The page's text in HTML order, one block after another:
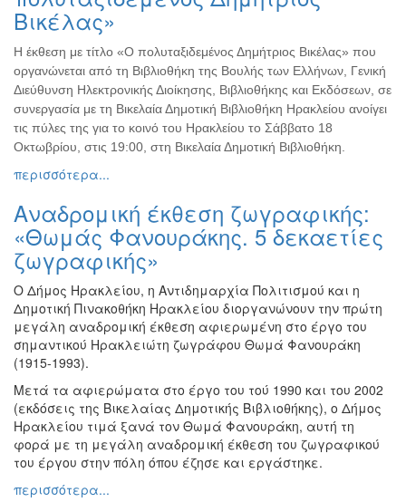
ΕΚΔΗΛΩΣΕΩΝ
Χριστούγεννα
-
Πρωτοχρονιά
Βιβλίο
Ζωγραφική
Φωτογραφία
Τραγούδι
Μουσική
Κινηματογράφος
Χορός
Θέατρο
Παζάρι
Ειδών
Συνέδρια
Ημερίδες
-
Διημερίδες
Σεμινάρια-
Διαλέξεις-
Ομιλίες
Βικέλας»
Η έκθεση με τίτλο «Ο πολυταξιδεμένος Δημήτριος Βικέλας» που
οργανώνεται από τη Βιβλιοθήκη της Βουλής των Ελλήνων, Γενική
Διεύθυνση Ηλεκτρονικής Διοίκησης, Βιβλιοθήκης και Εκδόσεων, σε
συνεργασία με τη Βικελαία Δημοτική Βιβλιοθήκη Ηρακλείου ανοίγει
τις πύλες της για το κοινό του Ηρακλείου το Σάββατο 18
Οκτωβρίου, στις 19:00, στη Βικελαία Δημοτική Βιβλιοθήκη.
περισσότερα...
Αναδρομική έκθεση ζωγραφικής:
«Θωμάς Φανουράκης. 5 δεκαετίες
ζωγραφικής»
Ο Δήμος Ηρακλείου, η Αντιδημαρχία Πολιτισμού και η
Δημοτική Πινακοθήκη Ηρακλείου διοργανώνουν την πρώτη
μεγάλη αναδρομική έκθεση αφιερωμένη στο έργο του
σημαντικού Ηρακλειώτη ζωγράφου Θωμά Φανουράκη
(1915-1993).
Μετά τα αφιερώματα στο έργο του τού 1990 και του 2002
(εκδόσεις της Βικελαίας Δημοτικής Βιβλιοθήκης), ο Δήμος
Ηρακλείου τιμά ξανά τον Θωμά Φανουράκη, αυτή τη
φορά με τη μεγάλη αναδρομική έκθεση του ζωγραφικού
του έργου στην πόλη όπου έζησε και εργάστηκε.
περισσότερα...